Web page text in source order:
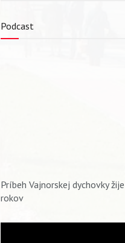
Podcast
Príbeh Vajnorskej dychovky
rokov